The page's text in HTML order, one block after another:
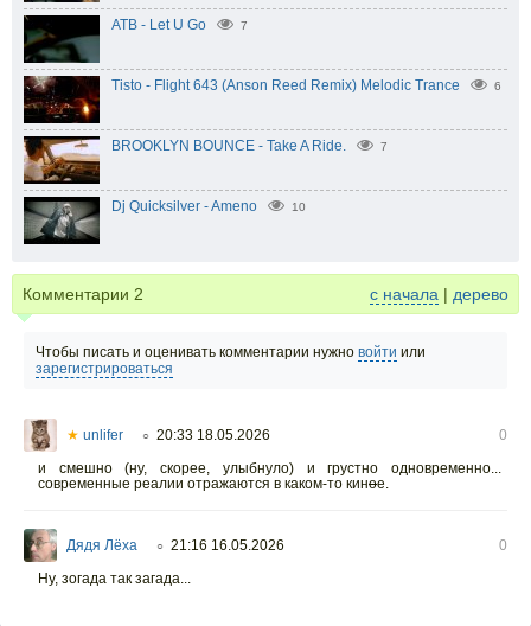
ATB - Let U Go 7
Tisto - Flight 643 (Anson Reed Remix) Melodic Trance 6
BROOKLYN BOUNCE - Take A Ride. 7
Dj Quicksilver - Ameno 10
Комментарии 2 с начала | дерево
Чтобы писать и оценивать комментарии нужно войти или
зарегистрироваться
★ unlifer ○ 20:33 18.05.2026
0
и смешно (ну, скорее, улыбнуло) и грустно одновременно...
современные реалии отражаются в каком-то киное.
Дядя Лёха ○ 21:16 16.05.2026
0
Ну, зогада так загада...